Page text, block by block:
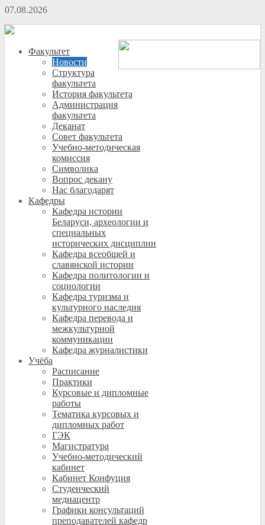
07.08.2026
Факультет
Новости
Структура
факультета
История факультета
Администрация
факультета
Деканат
Совет факультета
Учебно-методическая
комиссия
Символика
Вопрос декану
Нас благодарят
Кафедры
Кафедра истории
Беларуси, археологии и
специальных
исторических дисциплин
Кафедра всеобщей и
славянской истории
Кафедра политологии и
социологии
Кафедра туризма и
культурного наследия
Кафедра перевода и
межкультурной
коммуникации
Кафедра журналистики
Учёба
Расписание
Практики
Курсовые и дипломные
работы
Тематика курсовых и
дипломных работ
ГЭК
Магистратура
Учебно-методический
кабинет
Кабинет Конфуция
Студенческий
медиацентр
Графики консультаций
преподавателей кафедр